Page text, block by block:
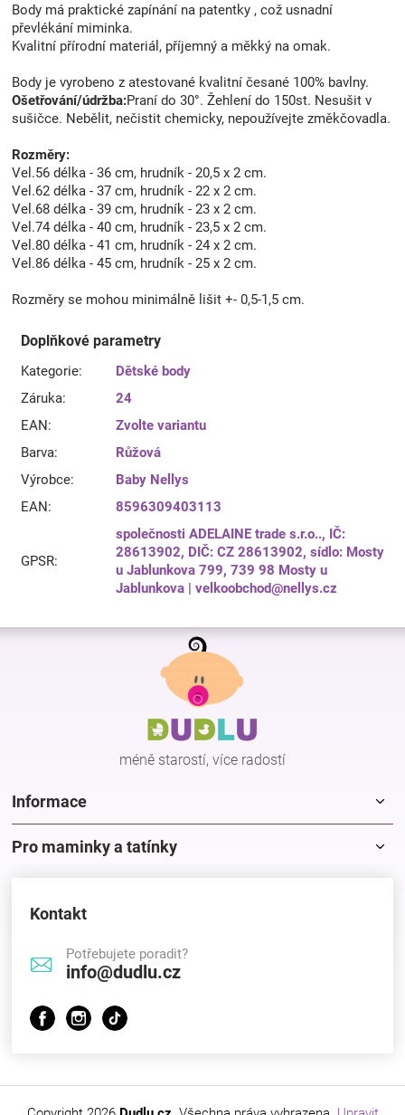
Body má praktické zapínání na patentky , což usnadní
převlékání miminka.
Kvalitní přírodní materiál, příjemný a měkký na omak.
Body je vyrobeno z atestované kvalitní česané 100% bavlny.
Ošetřování/údržba:Praní do 30°. Žehlení do 150st. Nesušit v
sušičce. Nebělit, nečistit chemicky, nepoužívejte změkčovadla.
Rozměry:
Vel.56 délka - 36 cm, hrudník - 20,5 x 2 cm.
Vel.62 délka - 37 cm, hrudník - 22 x 2 cm.
Vel.68 délka - 39 cm, hrudník - 23 x 2 cm.
Vel.74 délka - 40 cm, hrudník - 23,5 x 2 cm.
Vel.80 délka - 41 cm, hrudník - 24 x 2 cm.
Vel.86 délka - 45 cm, hrudník - 25 x 2 cm.
Rozměry se mohou minimálně lišit +- 0,5-1,5 cm.
Doplňkové parametry
Kategorie:
Dětské body
Záruka:
24
EAN:
Zvolte variantu
Barva:
Růžová
Výrobce:
Baby Nellys
EAN: 8596309403113
GPSR:
společnosti ADELAINE trade s.r.o.., IČ:
28613902, DIČ: CZ 28613902, sídlo: Mosty
u Jablunkova 799, 739 98 Mosty u
Jablunkova | velkoobchod@nellys.cz
Z
méně starostí, více radostí
Informace
Pro maminky a tatínky
Kontakt
Potřebujete poradit?
info@dudlu.cz